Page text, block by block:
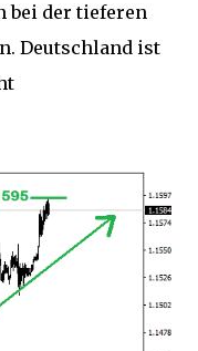
bei der tieferen
Deutschland ist